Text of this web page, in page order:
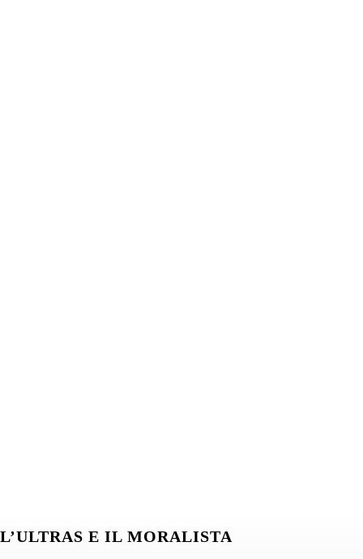
L’ULTRAS E IL MORALISTA